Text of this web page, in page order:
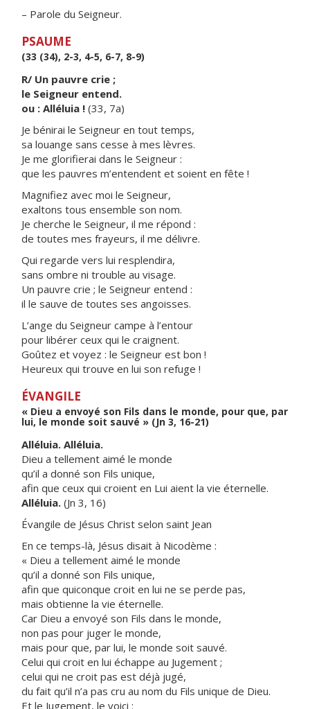
– Parole du Seigneur.
PSAUME
(33 (34), 2-3, 4-5, 6-7, 8-9)
R/ Un pauvre crie ;
le Seigneur entend.
ou : Alléluia ! (33, 7a)
Je bénirai le Seigneur en tout temps,
sa louange sans cesse à mes lèvres.
Je me glorifierai dans le Seigneur :
que les pauvres m’entendent et soient en fête !
Magnifiez avec moi le Seigneur,
exaltons tous ensemble son nom.
Je cherche le Seigneur, il me répond :
de toutes mes frayeurs, il me délivre.
Qui regarde vers lui resplendira,
sans ombre ni trouble au visage.
Un pauvre crie ; le Seigneur entend :
il le sauve de toutes ses angoisses.
L’ange du Seigneur campe à l’entour
pour libérer ceux qui le craignent.
Goûtez et voyez : le Seigneur est bon !
Heureux qui trouve en lui son refuge !
ÉVANGILE
« Dieu a envoyé son Fils dans le monde, pour que, par
lui, le monde soit sauvé » (Jn 3, 16-21)
Alléluia. Alléluia.
Dieu a tellement aimé le monde
qu’il a donné son Fils unique,
afin que ceux qui croient en Lui aient la vie éternelle.
Alléluia. (Jn 3, 16)
Évangile de Jésus Christ selon saint Jean
En ce temps-là, Jésus disait à Nicodème :
« Dieu a tellement aimé le monde
qu’il a donné son Fils unique,
afin que quiconque croit en lui ne se perde pas,
mais obtienne la vie éternelle.
Car Dieu a envoyé son Fils dans le monde,
non pas pour juger le monde,
mais pour que, par lui, le monde soit sauvé.
Celui qui croit en lui échappe au Jugement ;
celui qui ne croit pas est déjà jugé,
du fait qu’il n’a pas cru au nom du Fils unique de Dieu.
Et le Jugement, le voici :